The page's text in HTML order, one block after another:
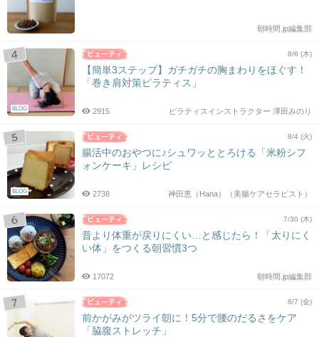
朝時間.jp編集部
BLOG
8/6 (木)
【簡単3ステップ】ガチガチの胸まわりをほぐす！
「巻き肩対策ピラティス」
ピラティスインストラクター 澤田みのり
2915
BLOG
8/4 (火)
腸活中のおやつに♪シュワッととろける「米粉シフ
ォンケーキ」レシピ
神田恵（Hana）（美腸ケアセラピスト）
2738
7/30 (木)
昔より体重が戻りにくい…と感じたら！「太りにく
い体」をつくる朝習慣3つ
朝時間.jp編集部
17072
8/7 (金)
前かがみがツライ朝に！5分で腰のだるさをケア
「脇腹ストレッチ」